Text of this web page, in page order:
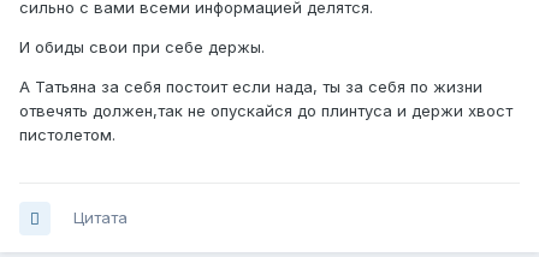
сильно с вами всеми информацией делятся.
И обиды свои при себе держы.
А Татьяна за себя постоит если нада, ты за себя по жизни
отвечять должен,так не опускайся до плинтуса и держи хвост
пистолетом.
Цитата